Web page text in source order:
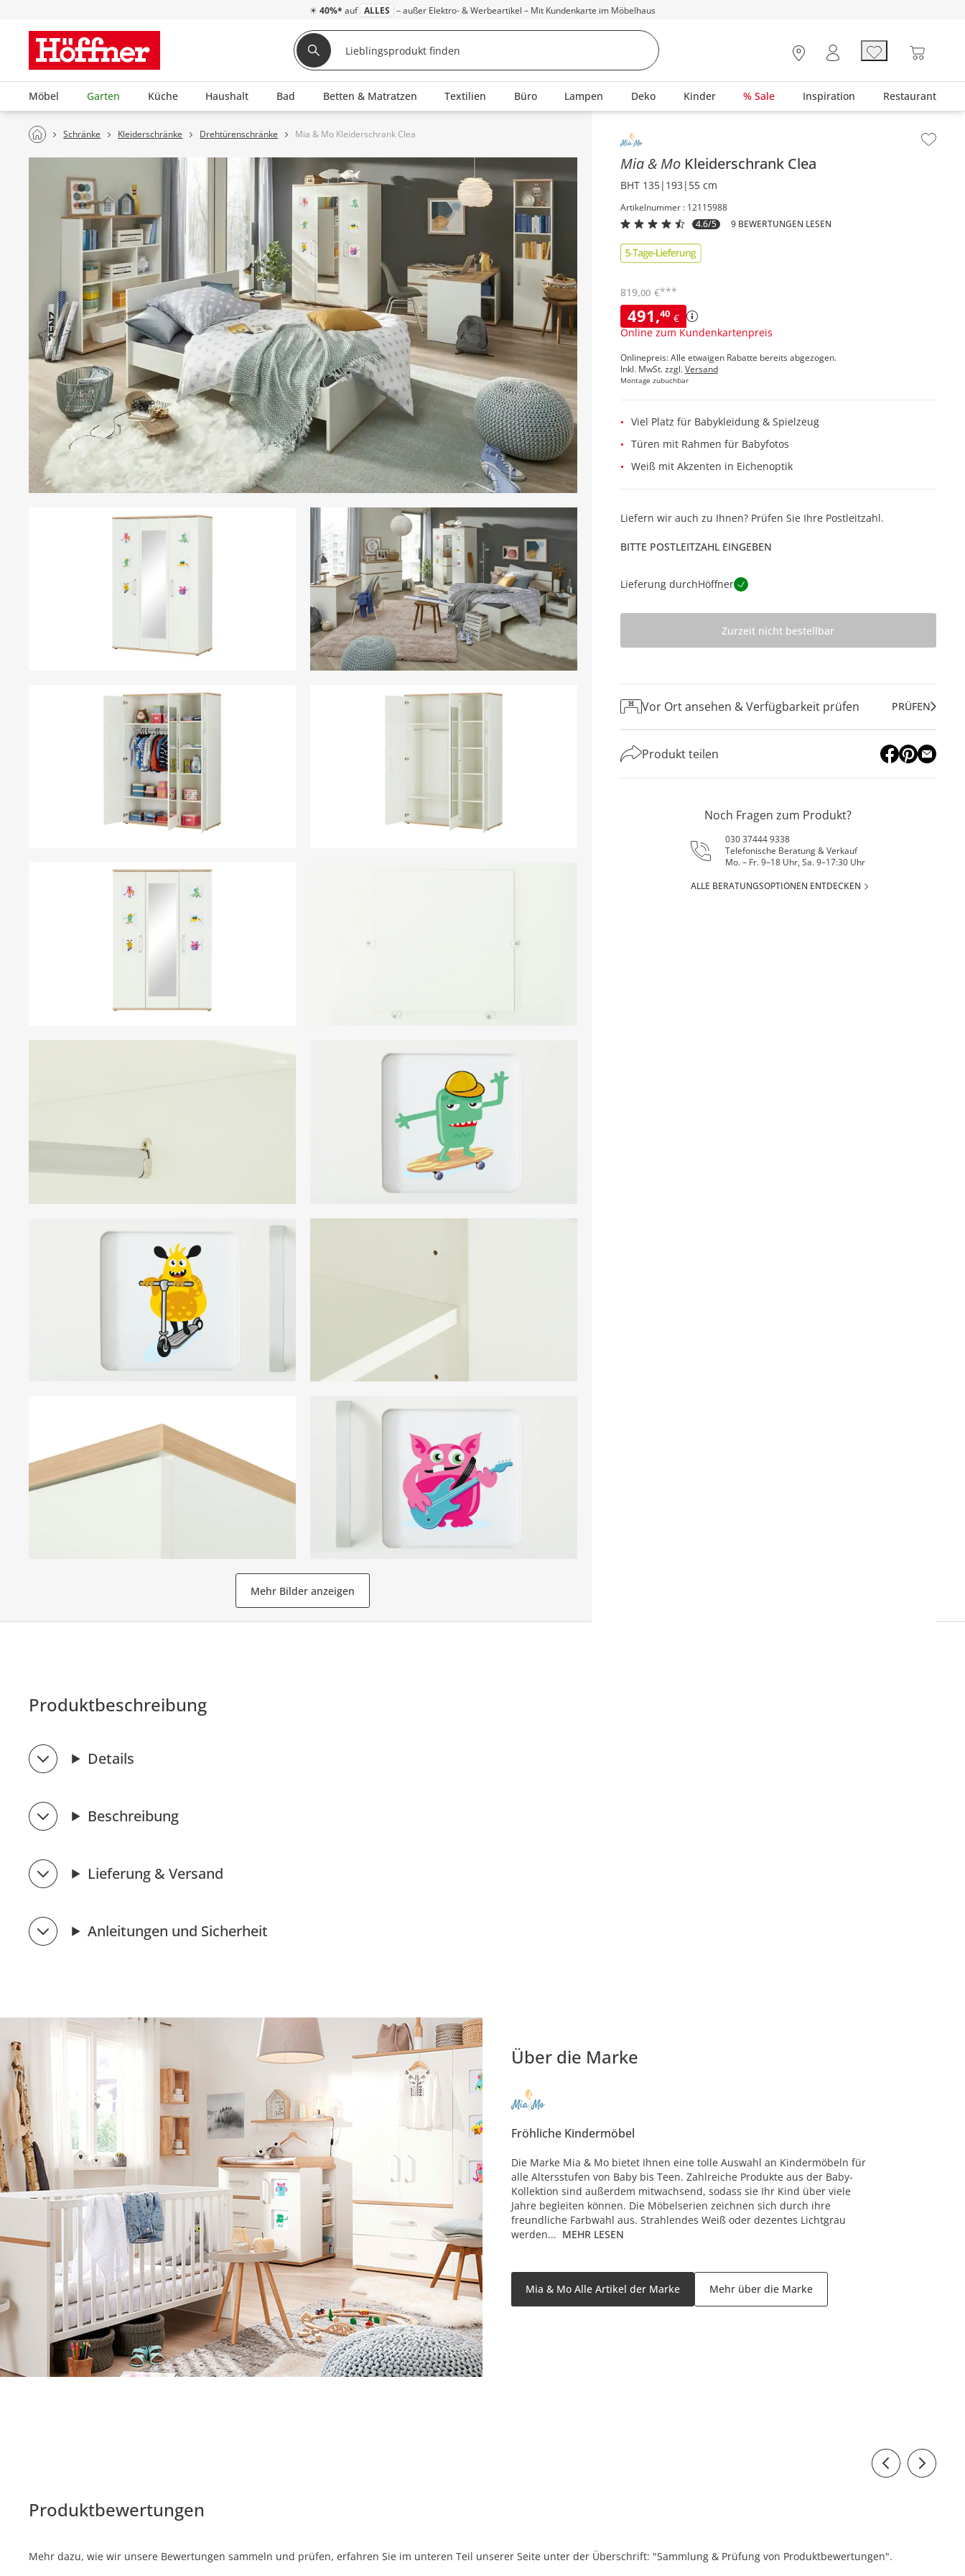
☀ 40%* auf ALLES – außer Elektro- & Werbeartikel – Mit Kundenkarte im Möbelhaus
Möbel Garten Küche Haushalt Bad Betten & Matratzen Textilien Büro Lampen Deko Kinder % Sale Inspiration Restaurant
Schränke Kleiderschränke Drehtürenschränke Mia & Mo Kleiderschrank Clea
Mehr Bilder anzeigen
Inhalt der Seitenleiste überspringen - Zum Seitenende
Mia & Mo Kleiderschrank Clea
BHT 135|193|55 cm
Artikelnummer : 12115988
4.6/5
9 BEWERTUNGEN LESEN
491,40 €
Online zum Kundenkartenpreis
819,00 €***
Onlinepreis: Alle etwaigen Rabatte bereits abgezogen.
Inkl. MwSt. zzgl.Versand
Montage zubuchbar
Viel Platz für Babykleidung & Spielzeug
Türen mit Rahmen für Babyfotos
Weiß mit Akzenten in Eichenoptik
Liefern wir auch zu Ihnen? Prüfen Sie Ihre Postleitzahl.
BITTE POSTLEITZAHL EINGEBEN
Lieferung durchHöffner
Zurzeit nicht bestellbar
Vor Ort ansehen & Verfügbarkeit prüfen PRÜFEN
Produkt teilen
Noch Fragen zum Produkt?
030 37444 9338
Telefonische Beratung & Verkauf
Mo. – Fr. 9–18 Uhr, Sa. 9–17:30 Uhr
ALLE BERATUNGSOPTIONEN ENTDECKEN
Produktbeschreibung
Details
Beschreibung
Lieferung & Versand
Anleitungen und Sicherheit
Über die Marke
Fröhliche Kindermöbel
Die Marke Mia & Mo bietet Ihnen eine tolle Auswahl an Kindermöbeln für
alle Altersstufen von Baby bis Teen. Zahlreiche Produkte aus der Baby-
Kollektion sind außerdem mitwachsend, sodass sie Ihr Kind über viele
Jahre begleiten können. Die Möbelserien zeichnen sich durch ihre
freundliche Farbwahl aus. Strahlendes Weiß oder dezentes Lichtgrau
werden... MEHR LESEN
Mia & Mo Alle Artikel der Marke Mehr über die Marke
Produktbewertungen
Mehr dazu, wie wir unsere Bewertungen sammeln und prüfen, erfahren Sie im unteren Teil unserer Seite unter der Überschrift: "Sammlung & Prüfung von Produktbewertungen".